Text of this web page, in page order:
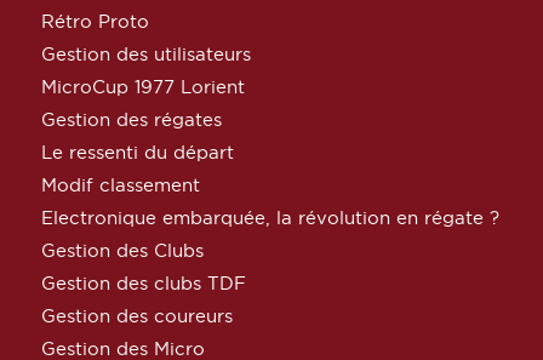
Rétro Proto
Gestion des utilisateurs
MicroCup 1977 Lorient
Gestion des régates
Le ressenti du départ
Modif classement
Electronique embarquée, la révolution en régate ?
Gestion des Clubs
Gestion des clubs TDF
Gestion des coureurs
Gestion des Micro